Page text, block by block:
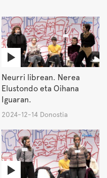
Neurri librean. Nerea
Elustondo eta Oihana
Iguaran.
2024-12-14 Donostia